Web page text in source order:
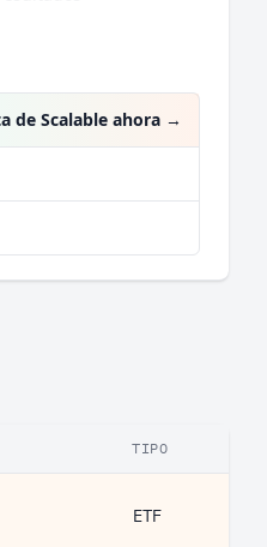
de Scalable ahora →
TIPO
ETF